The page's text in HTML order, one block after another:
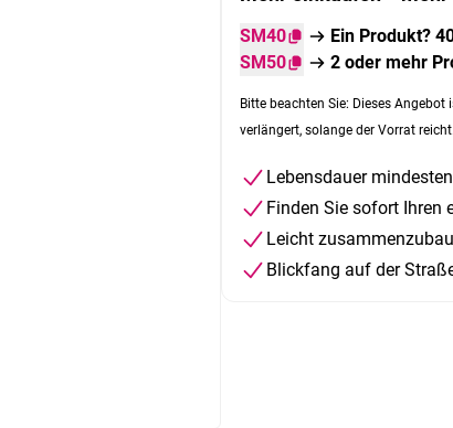
SM40
Ein Produkt?
SM50
2 oder mehr
Bitte beachten Sie: Dieses
verlängert, solange der Vorrat reicht.
Lebensdauer
Finden Sie sofort Ihren
Leicht
Blickfang auf der